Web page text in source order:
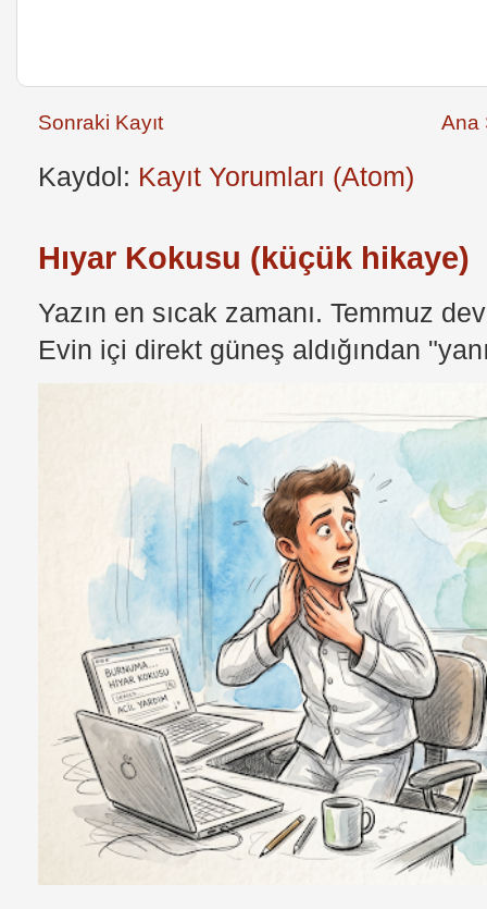
Sonraki Kayıt Ana
Kaydol: Kayıt Yorumları (Atom)
Hıyar Kokusu (küçük hikaye)
Yazın en sıcak zamanı. Temmuz
Evin içi direkt güneş aldığından